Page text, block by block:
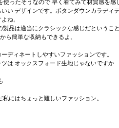
ったそうなので 早く着てみて材質感を感
い デザインです。ボタンダウンカラディ
ね。
品は適当にクラシックな感じだということ
ら簡単な収納もできるよ。
ディネートしやすいファッションです。
は オックスフォード生地じゃないですか
にはちょっと難しいファッション。